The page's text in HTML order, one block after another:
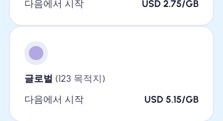
다음에서 시작
USD 2.75/GB
글로벌 (123 목적지)
다음에서 시작
USD 5.15/GB